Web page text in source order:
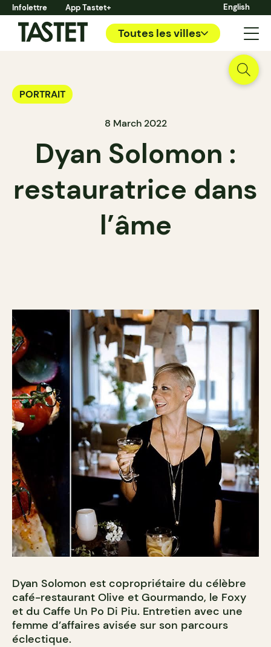
Infolettre App Tastet+ English
Toutes les villes
PORTRAIT
8 March 2022
Dyan Solomon :
restauratrice dans
l’âme
Dyan Solomon est copropriétaire du célèbre
café-restaurant Olive et Gourmando, le Foxy
et du Caffe Un Po Di Piu. Entretien avec une
femme d’affaires avisée sur son parcours
éclectique.